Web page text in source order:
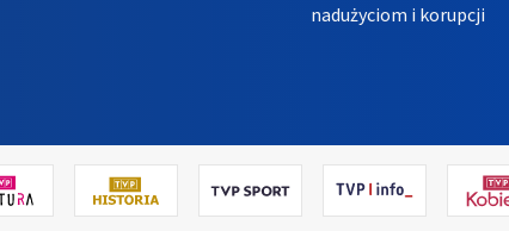
nadużyciom i korupcji